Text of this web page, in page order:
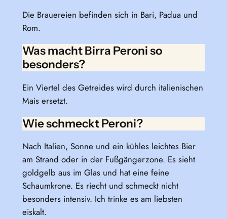
Die Brauereien befinden sich in Bari, Padua und
Rom.
Was macht Birra Peroni so
besonders?
Ein Viertel des Getreides wird durch italienischen
Mais ersetzt.
Wie schmeckt Peroni?
Nach Italien, Sonne und ein kühles leichtes Bier
am Strand oder in der Fußgängerzone. Es sieht
goldgelb aus im Glas und hat eine feine
Schaumkrone. Es riecht und schmeckt nicht
besonders intensiv. Ich trinke es am liebsten
eiskalt.